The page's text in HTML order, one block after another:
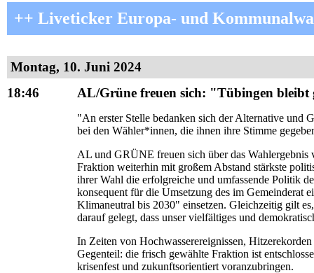
++ Liveticker Europa- und
Montag, 10. Juni 2024
18:46
AL/Grüne freuen sich: "Tübingen
"An erster Stelle bedanken sich der Alternative
bei den Wähler*innen, die ihnen ihre Stimme
AL und GRÜNE freuen sich über das
Fraktion weiterhin mit großem Abstand stärkste
ihrer Wahl die erfolgreiche und umfassende Politik
konsequent für die Umsetzung des im Gemeinderat
Klimaneutral bis 2030" einsetzen. Gleichzeitig gilt
darauf gelegt, dass unser vielfältiges und
In Zeiten von Hochwasserereignissen,
Gegenteil: die frisch gewählte Fraktion ist
krisenfest und zukunftsorientiert voranzubringen.